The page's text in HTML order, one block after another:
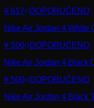
¥ 617
DOPORUČENO
Nike Air Jordan 4 White
¥ 500
DOPORUČENO
Nike Air Jordan 4 Black
¥ 500
DOPORUČENO
Nike Air Jordan 4 Black